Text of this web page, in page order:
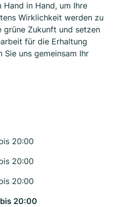
in Hand, um Ihre
Wirklichkeit werden zu
grüne Zukunft und setzen
für die Erhaltung
Sie uns gemeinsam Ihr
20:00
20:00
20:00
20:00